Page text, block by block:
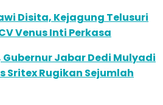
Disita, Kejagung Telusuri
Venus Inti Perkasa
Gubernur Jabar Dedi Mulyadi
Sritex Rugikan Sejumlah